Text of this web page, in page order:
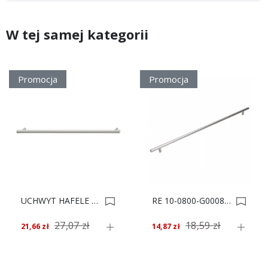
W tej samej kategorii
Promocja
UCHWYT HAFELE RE 600x35 Inox 101.20.036 *** 0003718
21,66 zł 27,07 zł
Promocja
RE 10-0800-G0008-920 UCHWYT MEBLOWY *** 0003253
14,87 zł 18,59 zł